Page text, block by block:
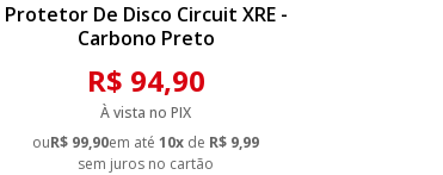
Protetor De Disco Circuit XRE -
Carbono Preto
R$ 94,90
À vista no PIX
ouR$ 99,90em até10x de R$ 9,99
sem juros no cartão